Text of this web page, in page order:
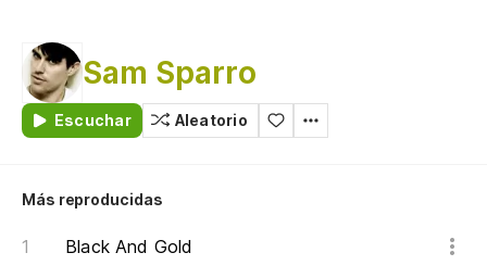
Sam Sparro
Escuchar Aleatorio
Más reproducidas
Black And Gold